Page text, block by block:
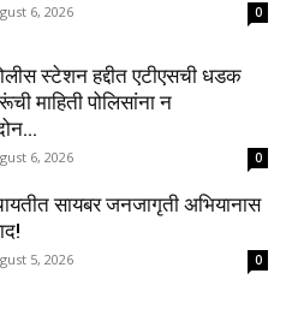
6, 2026 0
स्टेशन हद्दीत एटीएसची धडक
माहिती पोलिसांना न
6, 2026 0
सायबर जनजागृती अभियानास
5, 2026 0